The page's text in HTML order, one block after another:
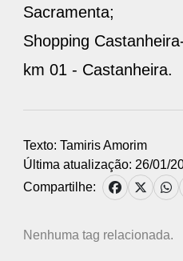
Sacramenta;
Shopping
km 01 - Castanheira.
Texto: Tamiris Amorim
Última atualização: 26/01/
Compartilhe:
Nenhuma tag relacionada.